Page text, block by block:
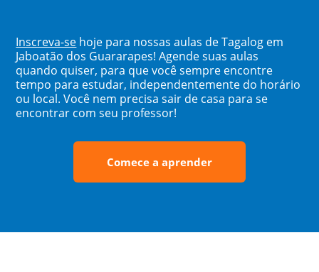
Inscreva-se hoje para nossas aulas de Tagalog em
Jaboatão dos Guararapes! Agende suas aulas
quando quiser, para que você sempre encontre
tempo para estudar, independentemente do horário
ou local. Você nem precisa sair de casa para se
encontrar com seu professor!
Comece a aprender